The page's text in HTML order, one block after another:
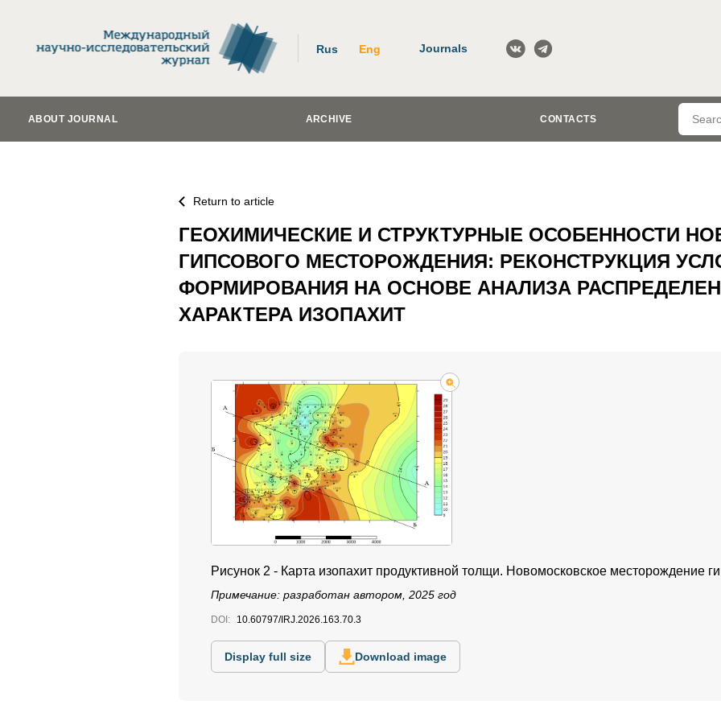
Rus Eng Journals
ABOUT JOURNAL ARCHIVE CONTACTS
Return to article
ГЕОХИМИЧЕСКИЕ И СТРУКТУРНЫЕ ОСОБЕННОСТИ
ГИПСОВОГО МЕСТОРОЖДЕНИЯ: РЕКОНСТРУКЦИЯ
ФОРМИРОВАНИЯ НА ОСНОВЕ АНАЛИЗА
ХАРАКТЕРА ИЗОПАХИТ
Рисунок 2 - Карта изопахит продуктивной толщи. Новомосковское месторождение
Примечание: разработан автором, 2025 год
DOI: 10.60797/IRJ.2026.163.70.3
Display full size Download image